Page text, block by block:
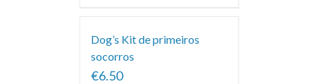
Dog’s Kit de primeiros
socorros
€6.50